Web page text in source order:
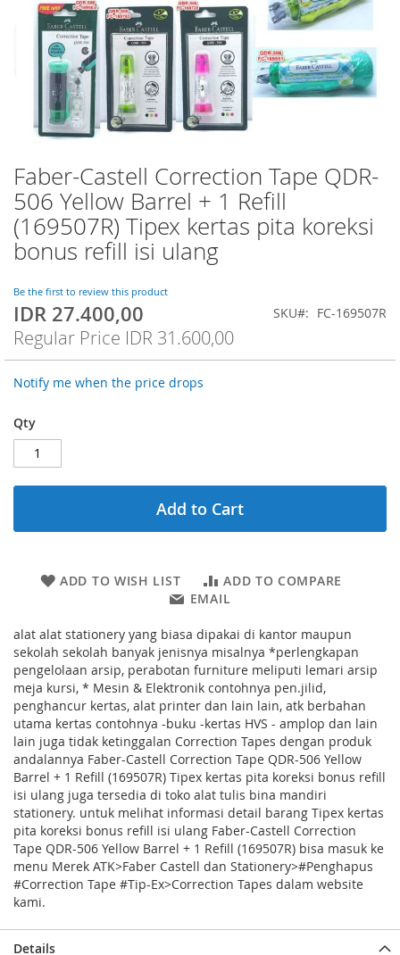
Faber-Castell Correction Tape QDR-
506 Yellow Barrel + 1 Refill
(169507R) Tipex kertas pita koreksi
bonus refill isi ulang
Be the first to review this product
Special
Price
IDR 27.400,00
Regular Price IDR 31.600,00
SKU FC-169507R
Notify me when the price drops
Qty
Add to Cart
ADD TO WISH LIST
ADD TO COMPARE
EMAIL
alat alat stationery yang biasa dipakai di kantor maupun
sekolah sekolah banyak jenisnya misalnya *perlengkapan
pengelolaan arsip, perabotan furniture meliputi lemari arsip
meja kursi, * Mesin & Elektronik contohnya pen.jilid,
penghancur kertas, alat printer dan lain lain, atk berbahan
utama kertas contohnya -buku -kertas HVS - amplop dan lain
lain juga tidak ketinggalan Correction Tapes dengan produk
andalannya Faber-Castell Correction Tape QDR-506 Yellow
Barrel + 1 Refill (169507R) Tipex kertas pita koreksi bonus refill
isi ulang juga tersedia di toko alat tulis bina mandiri
stationery. untuk melihat informasi detail barang Tipex kertas
pita koreksi bonus refill isi ulang Faber-Castell Correction
Tape QDR-506 Yellow Barrel + 1 Refill (169507R) bisa masuk ke
menu Merek ATK>Faber Castell dan Stationery>#Penghapus
#Correction Tape #Tip-Ex>Correction Tapes dalam website
kami.
Skip
to
the
beginning
of
the
gallery
Details